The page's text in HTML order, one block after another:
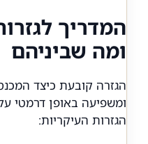
המדריך
ומה שביניהם
הגזרה קובעת כיצד
ומשפיעה באופן דרמטי
הגזרות העיקריות: